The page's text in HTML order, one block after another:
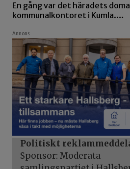
En gång var det häradets
kommunalkontoret i Kumla.…
Annons
Politiskt
Sponsor: Moderata